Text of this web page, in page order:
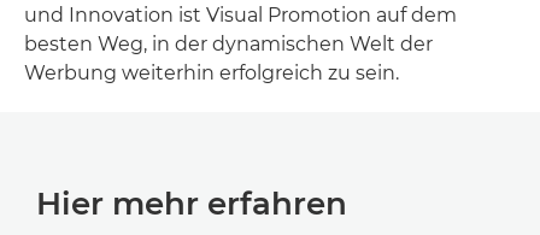
und Innovation ist Visual Promotion auf dem
besten Weg, in der dynamischen Welt der
Werbung weiterhin erfolgreich zu sein.
Hier mehr erfahren